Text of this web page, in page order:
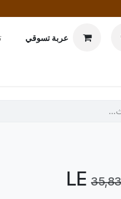
عربة تسوقي